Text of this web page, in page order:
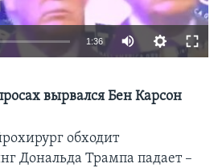
1:36
вырвался Бен Карсон
обходит
Дональда Трампа падает –